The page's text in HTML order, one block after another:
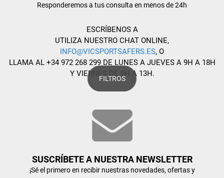
FILTROS
Responderemos a tus consulta en menos de 24h
ESCRÍBENOS A
UTILIZA NUESTRO CHAT ONLINE,
INFO@VICSPORTSAFERS.ES, O
LLAMA AL +34 972 268 299 DE LUNES A JUEVES A 9H A 18H
Y VIERNES DE 9H A 13H.
SUSCRÍBETE A NUESTRA NEWSLETTER
¡Sé el primero en recibir nuestras novedades, ofertas y